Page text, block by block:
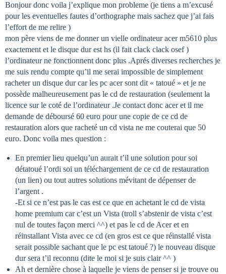
Bonjour donc voila j’explique mon probleme (je tiens a m’excusé
pour les eventuelles fautes d’orthographe mais sachez que j’ai fais
l’effort de me relire )
mon père viens de me donner un vielle ordinateur acer m5610 plus
exactement et le disque dur est hs (il fait clack clack osef )
l’ordinateur ne fonctionnent donc plus .Aprés diverses recherches je
me suis rendu compte qu’il me serai impossible de simplement
racheter un disque dur car les pc acer sont dit « tatoué » et je ne
possède malheureusement pas le cd de restauration (seulement la
licence sur le coté de l’ordinateur .Je contact donc acer et il me
demande de déboursé 60 euro pour une copie de ce cd de
restauration alors que racheté un cd vista ne me couterai que 50
euro. Donc voila mes question :
En premier lieu quelqu’un aurait t’il une solution pour soi
détatoué l’ordi soi un téléchargement de ce cd de restauration
(un lien) ou tout autres solutions mévitant de dépenser de
l’argent .
-Et si ce n’est pas le cas est ce que en achetant le cd de vista
home premium car c’est un Vista (troll s’abstenir de vista c’est
nul de toutes façon merci ^^) et pas le cd de Acer et en
réinstallant Vista avec ce cd (en gros est ce que réinstallé vista
serait possible sachant que le pc est tatoué ?) le nouveau disque
dur sera t’il reconnu (dite le moi si je suis clair ^^ )
Ah et dernière chose à laquelle je viens de penser si je trouve ou